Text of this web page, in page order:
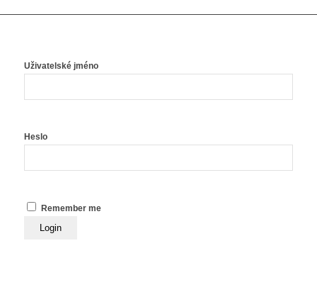
Uživatelské jméno
Heslo
Remember me